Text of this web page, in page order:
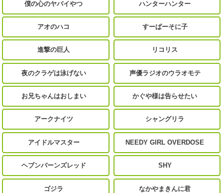
僕の心のヤバイやつ ハンターハンター
アオのハコ すーぱーそに子
進撃の巨人 リコリス
夜のクラゲは泳げない 声優ラジオのウラオモテ
お兄ちゃんはおしまい かぐや様は告らせたい
アークナイツ シャングリラ
アイドルマスター NEEDY GIRL OVERDOSE
ヘブンバーンズレッド SHY
ゴジラ なかやまきんに君